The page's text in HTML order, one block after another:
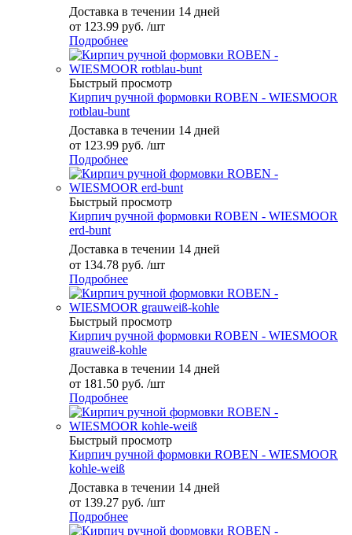
Доставка в течении 14 дней
от 123.99 руб. /шт
Подробнее
Быстрый просмотр
Кирпич ручной формовки ROBEN - WIESMOOR
rotblau-bunt
Доставка в течении 14 дней
от 123.99 руб. /шт
Подробнее
Быстрый просмотр
Кирпич ручной формовки ROBEN - WIESMOOR
erd-bunt
Доставка в течении 14 дней
от 134.78 руб. /шт
Подробнее
Быстрый просмотр
Кирпич ручной формовки ROBEN - WIESMOOR
grauweiß-kohle
Доставка в течении 14 дней
от 181.50 руб. /шт
Подробнее
Быстрый просмотр
Кирпич ручной формовки ROBEN - WIESMOOR
kohle-weiß
Доставка в течении 14 дней
от 139.27 руб. /шт
Подробнее